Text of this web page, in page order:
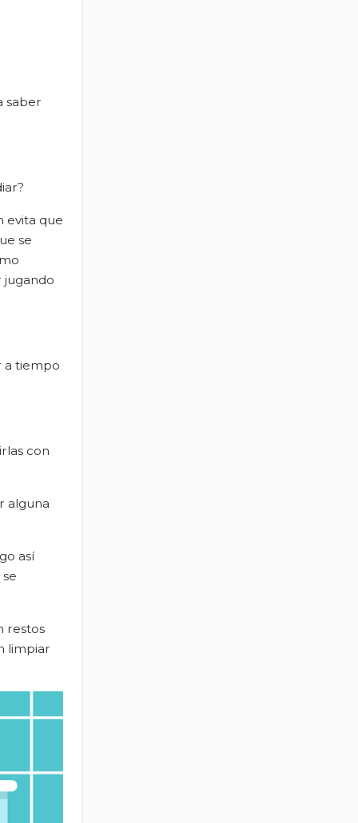
saber
evita que
se
jugando
a tiempo
con
alguna
así
restos
limpiar